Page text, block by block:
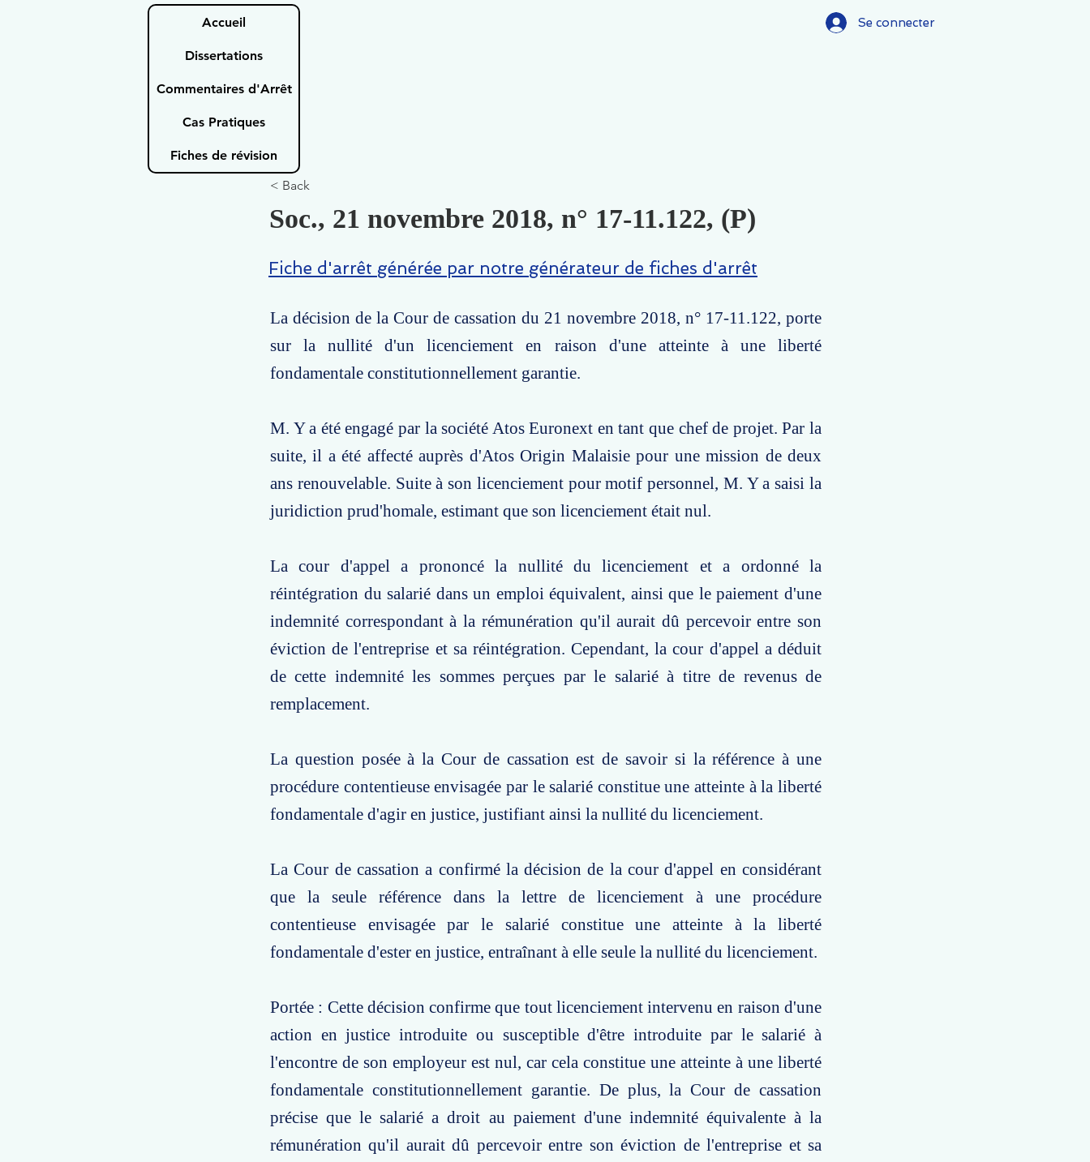
Accueil
Dissertations
Commentaires d'Arrêt
Cas Pratiques
Fiches de révision
Se connecter
< Back
Soc., 21 novembre 2018, n° 17-11.122, (P)
Fiche d'arrêt générée par notre générateur de fiches d'arrêt
La décision de la Cour de cassation du 21 novembre 2018, n° 17-11.122, porte
sur la nullité d'un licenciement en raison d'une atteinte à une liberté
fondamentale constitutionnellement garantie.
M. Y a été engagé par la société Atos Euronext en tant que chef de projet. Par la
suite, il a été affecté auprès d'Atos Origin Malaisie pour une mission de deux
ans renouvelable. Suite à son licenciement pour motif personnel, M. Y a saisi la
juridiction prud'homale, estimant que son licenciement était nul.
La cour d'appel a prononcé la nullité du licenciement et a ordonné la
réintégration du salarié dans un emploi équivalent, ainsi que le paiement d'une
indemnité correspondant à la rémunération qu'il aurait dû percevoir entre son
éviction de l'entreprise et sa réintégration. Cependant, la cour d'appel a déduit
de cette indemnité les sommes perçues par le salarié à titre de revenus de
remplacement.
La question posée à la Cour de cassation est de savoir si la référence à une
procédure contentieuse envisagée par le salarié constitue une atteinte à la liberté
fondamentale d'agir en justice, justifiant ainsi la nullité du licenciement.
La Cour de cassation a confirmé la décision de la cour d'appel en considérant
que la seule référence dans la lettre de licenciement à une procédure
contentieuse envisagée par le salarié constitue une atteinte à la liberté
fondamentale d'ester en justice, entraînant à elle seule la nullité du licenciement.
Portée : Cette décision confirme que tout licenciement intervenu en raison d'une
action en justice introduite ou susceptible d'être introduite par le salarié à
l'encontre de son employeur est nul, car cela constitue une atteinte à une liberté
fondamentale constitutionnellement garantie. De plus, la Cour de cassation
précise que le salarié a droit au paiement d'une indemnité équivalente à la
rémunération qu'il aurait dû percevoir entre son éviction de l'entreprise et sa